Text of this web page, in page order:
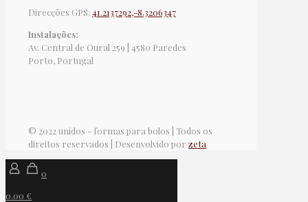
Direcções GPS: 41.2137292,-8.3206347
Instalações:
Av. Central de Oural 259 | 4580 Paredes
Porto, Portugal
© 2022 unidos - formas para bolos | Todos os
direitos reservados | Desenvolvido por zeta
0
0.00 €